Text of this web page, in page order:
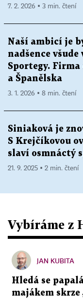
7. 2. 2026 ▪ 3 min. čtení
Naší ambicí je
nadšence všude
Sportegy.
a Španělska
3. 1. 2026 ▪ 8 min. čtení
Siniaková je
S Krejčíkovou
slaví osmnáctý
21. 9. 2025 ▪ 2 min. čtení
Vybíráme z
JAN KUBITA
Hledá se
majákem